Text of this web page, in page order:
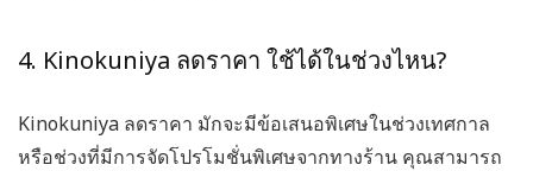
4. Kinokuniya ลดราคา ใช้ได้ในช่วงไหน?
Kinokuniya ลดราคา มักจะมีข้อเสนอพิเศษในช่วงเทศกาล
หรือช่วงที่มีการจัดโปรโมชั่นพิเศษจากทางร้าน คุณสามารถ